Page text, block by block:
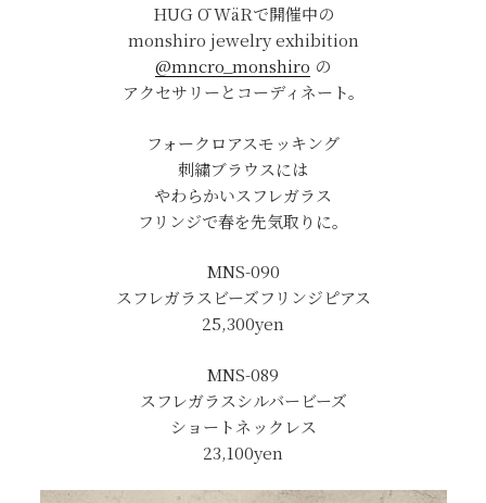
HUG Ō WäRで開催中の
monshiro jewelry exhibition
@mncro_monshiro の
アクセサリーとコーディネート。
フォークロアスモッキング
刺繍ブラウスには
やわらかいスフレガラス
フリンジで春を先気取りに。
MNS-090
スフレガラスビーズフリンジピアス
25,300yen
MNS-089
スフレガラスシルバービーズ
ショートネックレス
23,100yen